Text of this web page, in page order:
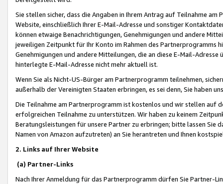
Sie stellen sicher, dass die Angaben in Ihrem Antrag auf Teilnahme
Website, einschließlich Ihrer E-Mail-Adresse und sonstiger
können etwaige Benachrichtigungen, Genehmigungen und andere
jeweiligen Zeitpunkt für Ihr Konto im Rahmen des Partnerprogramms
Genehmigungen und andere Mitteilungen, die an diese E-Mail-
hinterlegte E-Mail-Adresse nicht mehr aktuell ist.
Wenn Sie als Nicht-US-Bürger am Partnerprogramm teilnehmen,
außerhalb der Vereinigten Staaten erbringen, es sei denn, Sie haben
Die Teilnahme am Partnerprogramm ist kostenlos und wir stellen auf
erfolgreichen Teilnahme zu unterstützen. Wir haben zu keinem
Beratungsleistungen für unsere Partner zu erbringen; bitte lassen Sie
Namen von Amazon aufzutreten) an Sie herantreten und Ihnen
2. Links auf Ihrer Website
(a) Partner-Links
Nach Ihrer Anmeldung für das Partnerprogramm dürfen Sie Partner-